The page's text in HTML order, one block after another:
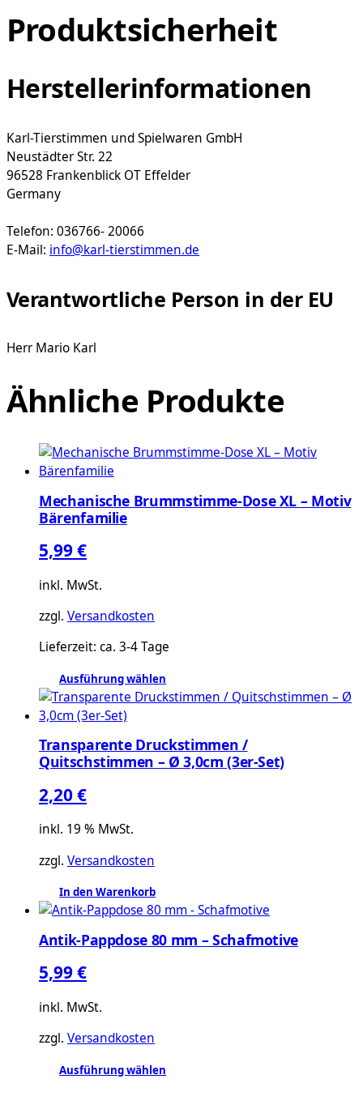
Produktsicherheit
Herstellerinformationen
Karl-Tierstimmen und Spielwaren GmbH
Neustädter Str. 22
96528 Frankenblick OT Effelder
Germany
Telefon: 036766- 20066
E-Mail: info@karl-tierstimmen.de
Verantwortliche Person in der EU
Herr Mario Karl
Ähnliche Produkte
Mechanische Brummstimme-Dose XL – Motiv
Bärenfamilie
5,99€
inkl. MwSt.
zzgl. Versandkosten
Lieferzeit: ca. 3-4 Tage
Ausführung wählen
Dieses
Produkt
mehrere
Varianten
auf.
Die
Optionen
auf
Produktseite
gewählt
werden
Transparente Druckstimmen /
Quitschstimmen – Ø 3,0cm (3er-Set)
2,20€
inkl. 19 % MwSt.
zzgl. Versandkosten
In den Warenkorb
Antik-Pappdose 80 mm – Schafmotive
5,99€
inkl. MwSt.
zzgl. Versandkosten
Ausführung wählen